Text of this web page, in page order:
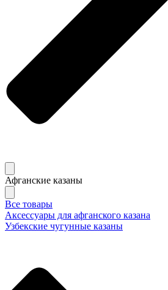
Афганские казаны
Все товары
Аксессуары для афганского казана
Узбекские чугунные казаны